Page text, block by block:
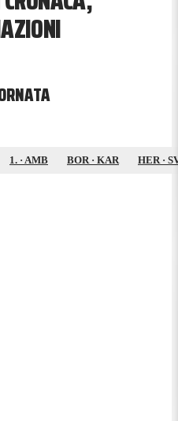
1. · AMB BOR· KAR HER·